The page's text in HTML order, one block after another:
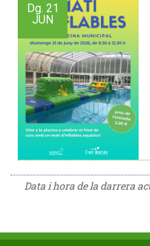
Dg. 21
JUN
Data i hora de la darrera